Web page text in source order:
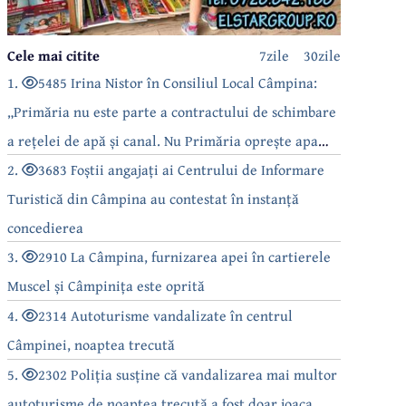
30zile
7zile
Cele mai citite
1.
5485 Irina Nistor în Consiliul Local Câmpina:
„Primăria nu este parte a contractului de schimbare
a rețelei de apă și canal. Nu Primăria oprește apa
câmpinenilor!”
2.
3683 Foștii angajați ai Centrului de Informare
Turistică din Câmpina au contestat în instanță
concedierea
3.
2910 La Câmpina, furnizarea apei în cartierele
Muscel și Câmpinița este oprită
4.
2314 Autoturisme vandalizate în centrul
Câmpinei, noaptea trecută
5.
2302 Poliția susține că vandalizarea mai multor